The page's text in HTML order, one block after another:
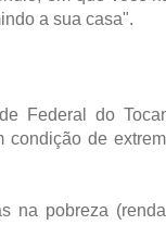
a sua casa".
Federal do
de
na pobreza